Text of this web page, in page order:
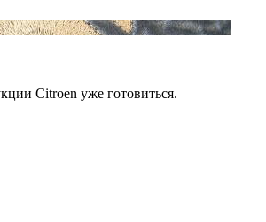
Citroen уже готовиться.